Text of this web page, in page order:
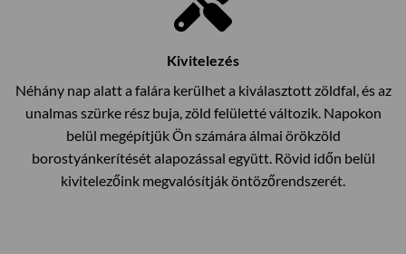
Kivitelezés
Néhány nap alatt a falára kerülhet a kiválasztott zöldfal, és az
unalmas szürke rész buja, zöld felületté változik. Napokon
belül megépítjük Ön számára álmai örökzöld
borostyánkerítését alapozással együtt. Rövid időn belül
kivitelezőink megvalósítják öntözőrendszerét.